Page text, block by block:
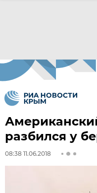
разбился у
08:38 11.06.2018